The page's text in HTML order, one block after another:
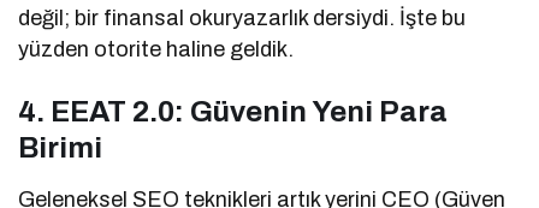
değil; bir finansal okuryazarlık dersiydi. İşte bu
yüzden otorite haline geldik.
4. EEAT 2.0: Güvenin Yeni Para
Birimi
Geleneksel SEO teknikleri artık yerini CEO (Güven